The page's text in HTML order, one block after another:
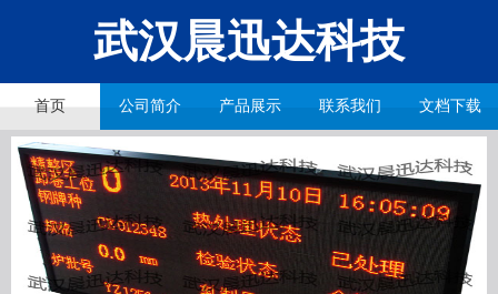
武汉晨迅达科技
首页 公司简介 产品展示 联系我们 文档下载